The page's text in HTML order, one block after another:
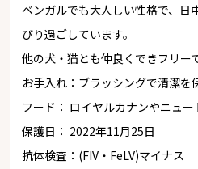
ベンガルでも大人しい性格で、日
びり過ごしています。
他の犬・猫とも仲良くできフリー
お手入れ：ブラッシングで清潔を
フード： ロイヤルカナンやニュー
保護日： 2022年11月25日
抗体検査：(FIV・FeLV)マイナス